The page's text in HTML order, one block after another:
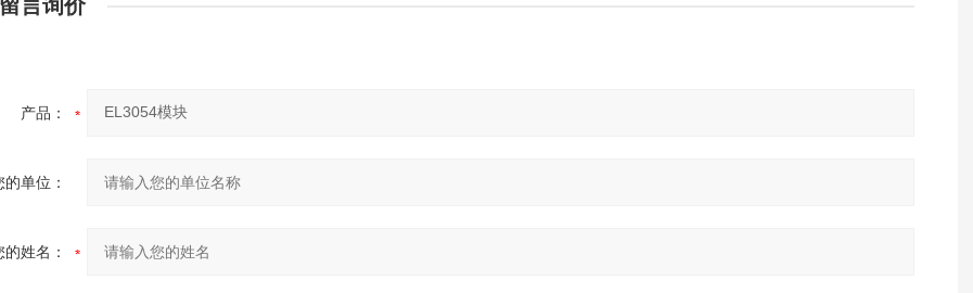
留言询价
产品：
的单位：
的姓名：